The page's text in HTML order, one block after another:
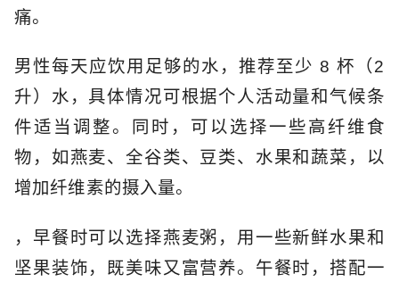
痛。
男性每天应饮用足够的水，推荐至少 8 杯（2
升）水，具体情况可根据个人活动量和气候条
件适当调整。同时，可以选择一些高纤维食
物，如燕麦、全谷类、豆类、水果和蔬菜，以
增加纤维素的摄入量。
，早餐时可以选择燕麦粥，用一些新鲜水果和
坚果装饰，既美味又富营养。午餐时，搭配一